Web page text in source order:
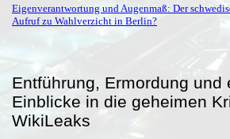
Eigenverantwortung und Augenmaß: Der
Aufruf zu Wahlverzicht in Berlin?
Entführung, Ermordung
Einblicke in die geheimen
WikiLeaks